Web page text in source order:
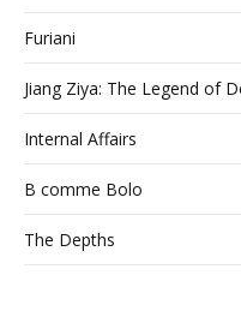
Furiani
Jiang Ziya: The Legend of
Internal Affairs
B comme Bolo
The Depths